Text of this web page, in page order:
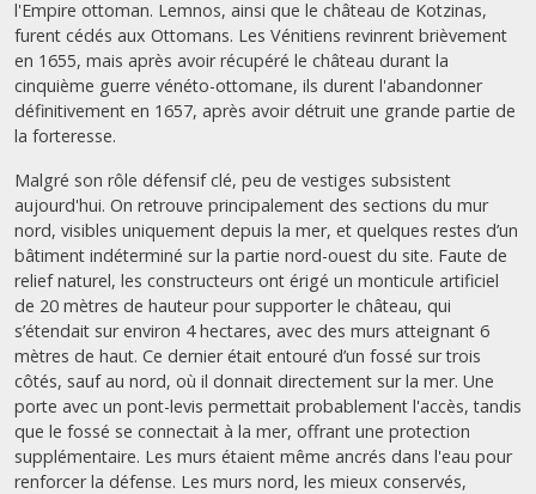
l'Empire ottoman. Lemnos, ainsi que le château de Kotzinas,
furent cédés aux Ottomans. Les Vénitiens revinrent brièvement
en 1655, mais après avoir récupéré le château durant la
cinquième guerre vénéto-ottomane, ils durent l'abandonner
définitivement en 1657, après avoir détruit une grande partie de
la forteresse.
Malgré son rôle défensif clé, peu de vestiges subsistent
aujourd'hui. On retrouve principalement des sections du mur
nord, visibles uniquement depuis la mer, et quelques restes d’un
bâtiment indéterminé sur la partie nord-ouest du site. Faute de
relief naturel, les constructeurs ont érigé un monticule artificiel
de 20 mètres de hauteur pour supporter le château, qui
s’étendait sur environ 4 hectares, avec des murs atteignant 6
mètres de haut. Ce dernier était entouré d’un fossé sur trois
côtés, sauf au nord, où il donnait directement sur la mer. Une
porte avec un pont-levis permettait probablement l'accès, tandis
que le fossé se connectait à la mer, offrant une protection
supplémentaire. Les murs étaient même ancrés dans l'eau pour
renforcer la défense. Les murs nord, les mieux conservés,